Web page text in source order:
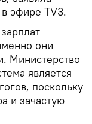
эфире TV3.
они
Министерство
является
поскольку
и зачастую